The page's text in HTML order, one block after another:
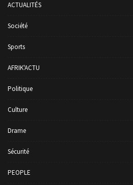
ACTUALITÉS
Société
Sports
AFRIK'ACTU
Politique
Culture
Drame
Sécurité
PEOPLE